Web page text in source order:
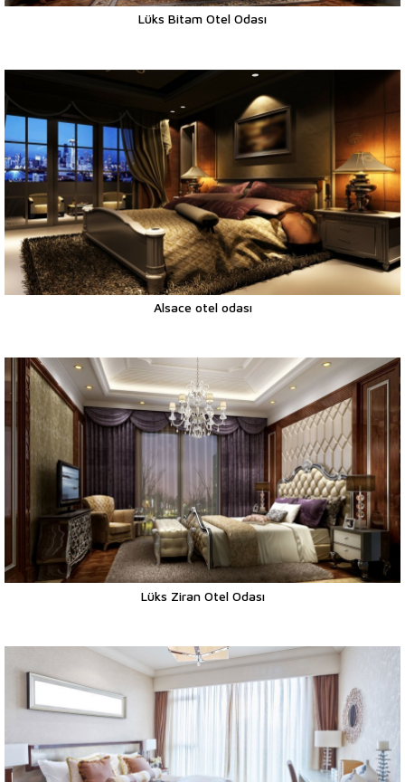
Lüks Bitam Otel Odası
Alsace otel odası
Lüks Ziran Otel Odası